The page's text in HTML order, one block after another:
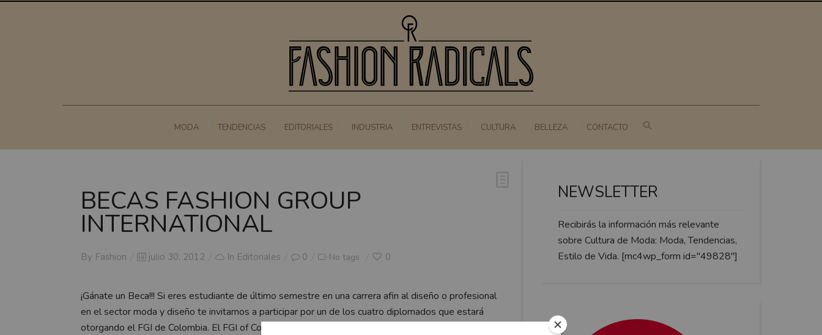
MODA TENDENCIAS EDITORIALES INDUSTRIA ENTREVISTAS CULTURA BELLEZA CONTACTO
BECAS FASHION GROUP
INTERNATIONAL
By Fashion
Posted
julio 30, 2012 In Editoriales 0 No tags 0
¡Gánate un Beca!!! Si eres estudiante de último semestre en una carrera afin al diseño o profesional
en el sector moda y diseño te invitamos a participar por un de los cuatro diplomados que estará
otorgando el FGI de Colombia. El FGI of Colombia vuelve a entregar las Becas FGI. Los Socios del
NEWSLETTER
Recibirás la información más relevante
sobre Cultura de Moda: Moda, Tendencias,
Estilo de Vida. [mc4wp_form id="49828"]